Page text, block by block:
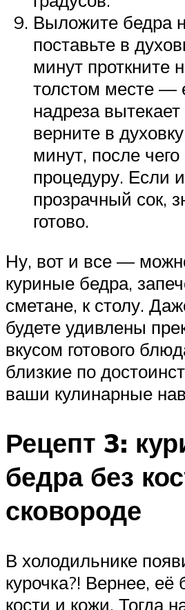
Выложите бедра
поставьте в
минут проткните
толстом месте —
надреза вытекает
верните в
минут, после
процедуру. Если
прозрачный сок,
готово.
Ну, вот и все —
куриные бедра,
сметане, к столу.
будете удивлены
вкусом готового
близкие по
ваши кулинарные
Рецепт 3:
бедра без
сковороде
В холодильнике
курочка?! Вернее,
кости и кожи. Тогда